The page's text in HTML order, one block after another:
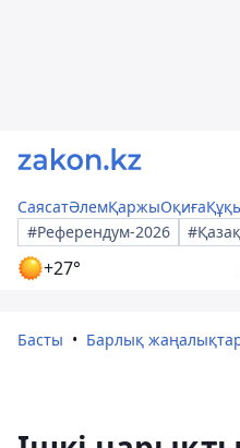
СаясатӘлемҚаржыОқиға
#Референдум-2026
+27°
Басты Барлық